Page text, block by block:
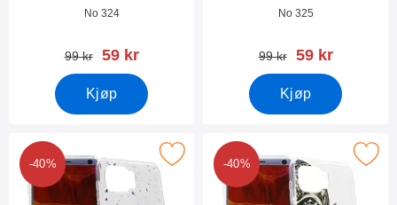
Varenummer 37307
No 324
gammel pris
99 kr ny pris
59 kr
Kjøp
Varenummer 37306
No 325
gammel pris
99 kr ny pris
59 kr
Kjøp
-40%
tPU Designdeksel Motorola Moto G 5G Plus som favoritt
-40%
Merk tPU Designdeksel Motorola